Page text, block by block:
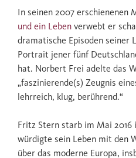
In seinen 2007 erschienenen
und ein Leben verwebt er
dramatische Episoden seiner
Portrait jener fünf
hat. Norbert Frei adelte das
„faszinierende(s) Zeugnis
lehrreich, klug, berührend.“
Fritz Stern starb im Mai 2016
würdigte sein Leben mit den
über das moderne Europa,